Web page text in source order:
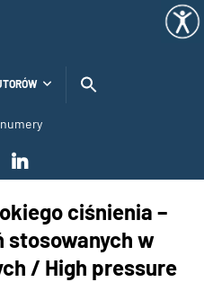
ciśnienia –
stosowanych w
/ High pressure